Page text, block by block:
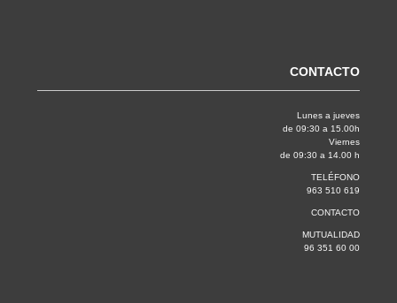
CONTACTO
Lunes a jueves
de 09:30 a 15.00h
Viernes
de 09:30 a 14.00 h
TELÉFONO
963 510 619
CONTACTO
MUTUALIDAD
96 351 60 00